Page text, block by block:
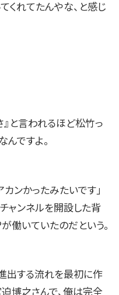
くれてたんやな、と感じ
と言われるほど松竹っ
ですよ。
ンかったみたいです」
ャンネルを開設した背
働いていたのだという。
出する流れを最初に作
博之さんで、俺は完全